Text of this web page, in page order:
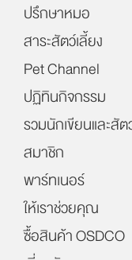
ปรึกษาหมอ
สาระสัตว์เลี้ยง
Pet Channel
ปฏิทินกิจกรรม
รวมนักเขียนและสั
สมาชิก
พาร์ทเนอร์
ให้เราช่วยคุณ
ซื้อสินค้า OSDCO